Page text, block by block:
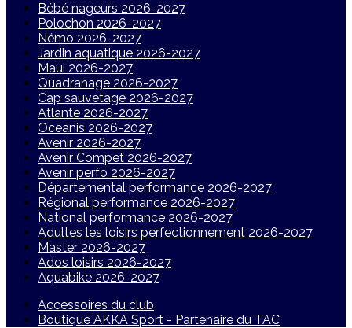
Bébé nageurs 2026-2027
Polochon 2026-2027
Némo 2026-2027
Jardin aquatique 2026-2027
Maui 2026-2027
Quadranage 2026-2027
Cap sauvetage 2026-2027
Atlante 2026-2027
Oceanis 2026-2027
Avenir 2026-2027
Avenir Compet 2026-2027
Avenir perfo 2026-2027
Départemental performance 2026-2027
Régional performance 2026-2027
National performance 2026-2027
Adultes les loisirs perfectionnement 2026-2027
Master 2026-2027
Ados loisirs 2026-2027
Aquabike 2026-2027
Accessoires du club
Boutique AKKA Sport - Partenaire du TAC